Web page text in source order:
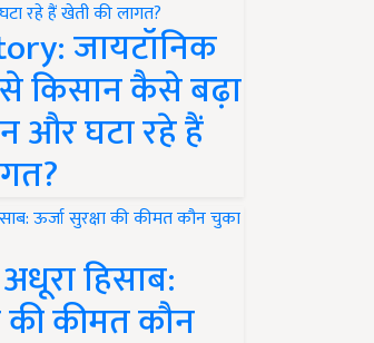
जायटॉनिक
किसान कैसे बढ़ा
और घटा रहे हैं
हिसाब:
की कीमत कौन